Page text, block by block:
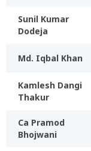
Sunil Kumar
Dodeja
Md. Iqbal Khan
Kamlesh Dangi
Thakur
Ca Pramod
Bhojwani